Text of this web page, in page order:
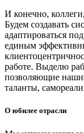
И конечно,
Будем создавать
адаптироваться
единым
работе. Выделю
позволяющие
таланты,
О юбилее отрасли